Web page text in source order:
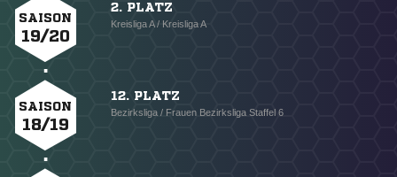
SAISON
19/20
2. PLATZ
Kreisliga A / Kreisliga A
SAISON
18/19
12. PLATZ
Bezirksliga / Frauen Bezirksliga Staffel 6